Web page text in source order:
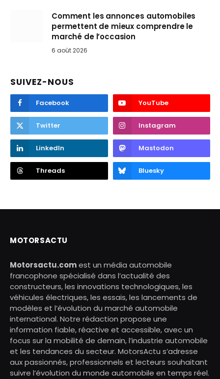
Comment les annonces automobiles
permettent de mieux comprendre le
marché de l’occasion
6 août 2026
SUIVEZ-NOUS
Facebook YouTube
Twitter Instagram
LinkedIn Mastodon
Threads Bluesky
MOTORSACTU
Motorsactu.comest un média automobile
francophone spécialisé dans l’actualité des
constructeurs, les innovations technologiques, les
véhicules électriques, les essais, les lancements de
modèles et l’évolution du marché automobile
international. Notre rédaction propose une
information fiable, réactive et accessible, avec un
focus sur la mobilité de demain, l’industrie automobile
et les tendances du secteur. MotorsActu s’adresse
aux passionnés, professionnels et lecteurs souhaitant
suivre l’évolution du monde automobile en temps réel.